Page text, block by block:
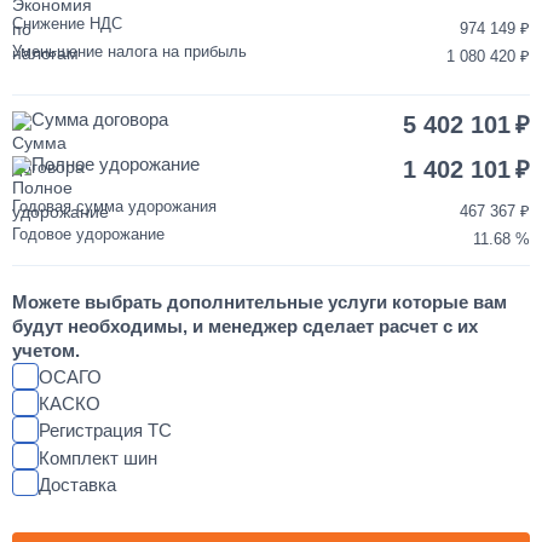
от 3 до 5 дней
от 2 до 3 дней
55 000
Установка магнитолы и динамиков в КАМАЗ
Снижение НДС
974 149
Уменьшение налога на прибыль
1 080 420
Сумма договора 5 402 101
Полное удорожание 1 402 101
Годовая сумма удорожания
467 367
Годовое удорожание
11.68
Можете выбрать дополнительные услуги которые вам
будут необходимы, и менеджер сделает расчет с их
учетом.
ОСАГО
КАСКО
Регистрация ТС
Комплект шин
Доставка